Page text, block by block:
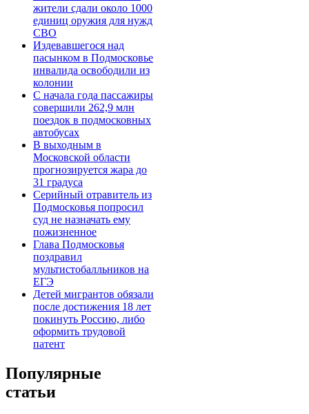
жители сдали около 1000
единиц оружия для нужд
СВО
Издевавшегося над
пасынком в Подмосковье
инвалида освободили из
колонии
С начала года пассажиры
совершили 262,9 млн
поездок в подмосковных
автобусах
В выходным в
Московской области
прогнозируется жара до
31 градуса
Серийный отравитель из
Подмосковья попросил
суд не назначать ему
пожизненное
Глава Подмосковья
поздравил
мультистобалльников на
ЕГЭ
Детей мигрантов обязали
после достижения 18 лет
покинуть Россию, либо
оформить трудовой
патент
Популярные
статьи